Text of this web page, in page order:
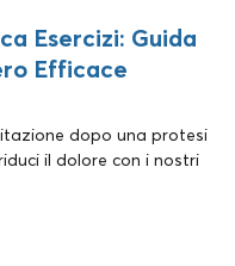
Esercizi: Guida
Efficace
dopo una protesi
il dolore con i nostri